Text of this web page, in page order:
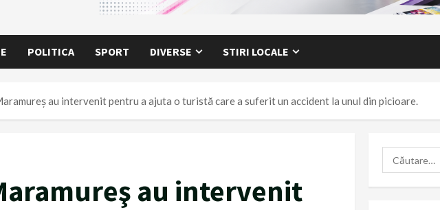
POLITICA SPORT DIVERSE STIRI LOCALE
au intervenit pentru a ajuta o turistă care a suferit un accident la unul din picioare.
au intervenit
Caută
după: